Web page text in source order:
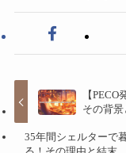
【
その背景
35年間シェルターで